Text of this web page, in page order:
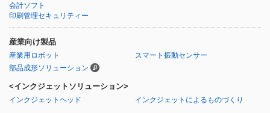
会計ソフト
印刷管理セキュリティー
産業向け製品
産業用ロボット
スマート振動センサー
部品成形ソリューション
<インクジェットソリューション>
インクジェットヘッド インクジェットによるものづくり